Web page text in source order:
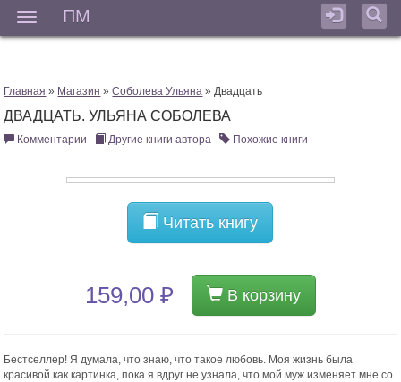
ПМ
Главная » Магазин »Соболева Ульяна » Двадцать
ДВАДЦАТЬ. УЛЬЯНА СОБОЛЕВА
Комментарии Другие книги автора Похожие книги
Читать книгу
159,00 ₽ В корзину
Бестселлер! Я думала, что знаю, что такое любовь. Моя жизнь была
красивой как картинка, пока я вдруг не узнала, что мой муж изменяет мне со